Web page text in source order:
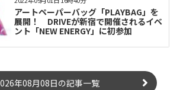
アートペーパーバッグ「PLAYBAG」を
展開！ DRIVEが新宿で開催されるイベ
ント「NEW ENERGY」に初参加
年08月08日の記事一覧